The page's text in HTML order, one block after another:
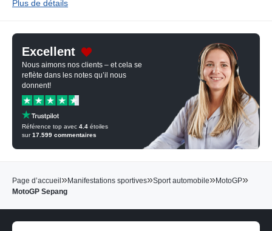
Plus de détails
Excellent
Nous aimons nos clients – et cela se
reflète dans les notes qu’il nous
donnent!
Référence top avec 4.4 étoiles
sur17.599 commentaires
Page d’accueil »Manifestations sportives»Sport automobile»MotoGP»
MotoGP Sepang